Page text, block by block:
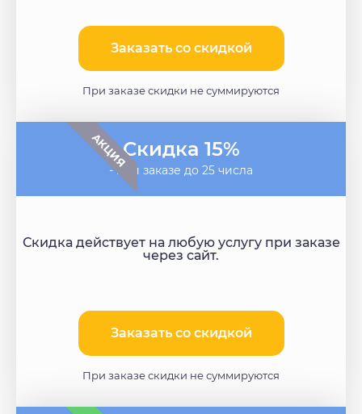
Заказать со скидкой​
При заказе скидки не суммируются
АКЦИЯСкидка 15%
- при заказе до 25 числа
Скидка действует на любую услугу при заказе
через сайт.
Заказать со скидкой
При заказе скидки не суммируются